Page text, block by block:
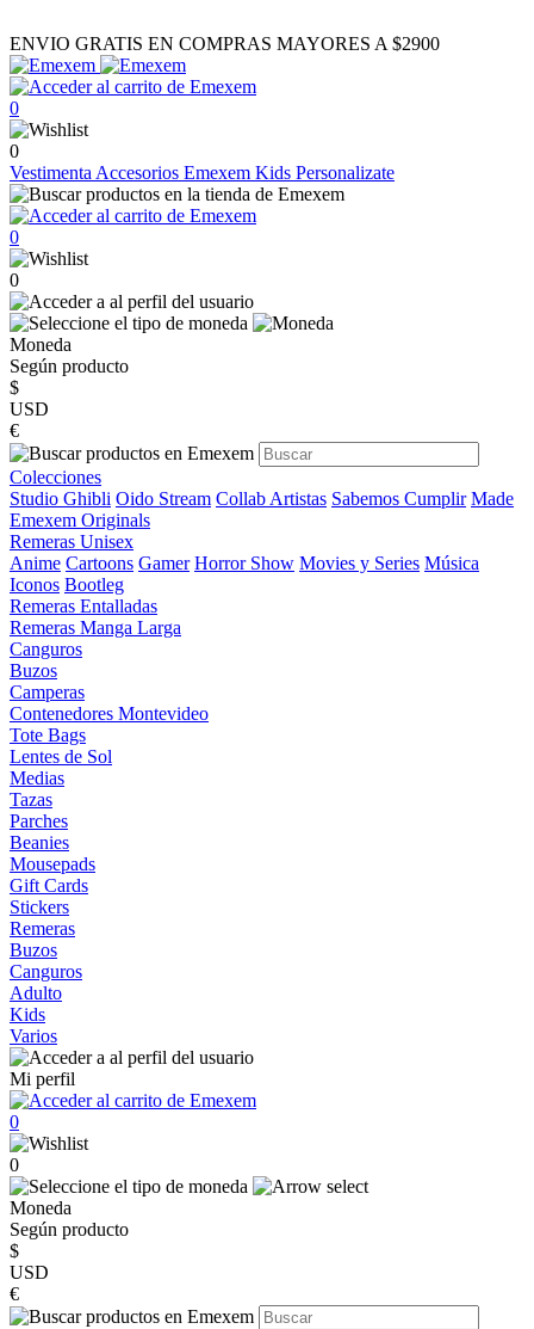
ENVIO GRATIS EN COMPRAS MAYORES A $2900
0
0
Vestimenta Accesorios Emexem Kids Personalizate
0
0
Moneda
Según producto
$
USD
€
Colecciones
Studio Ghibli Oido Stream Collab Artistas Sabemos Cumplir Made
Emexem Originals
Remeras Unisex
Anime Cartoons Gamer Horror Show Movies y Series Música
Iconos Bootleg
Remeras Entalladas
Remeras Manga Larga
Canguros
Buzos
Camperas
Contenedores Montevideo
Tote Bags
Lentes de Sol
Medias
Tazas
Parches
Beanies
Mousepads
Gift Cards
Stickers
Remeras
Buzos
Canguros
Adulto
Kids
Varios
Mi perfil
0
0
Moneda
Según producto
$
USD
€